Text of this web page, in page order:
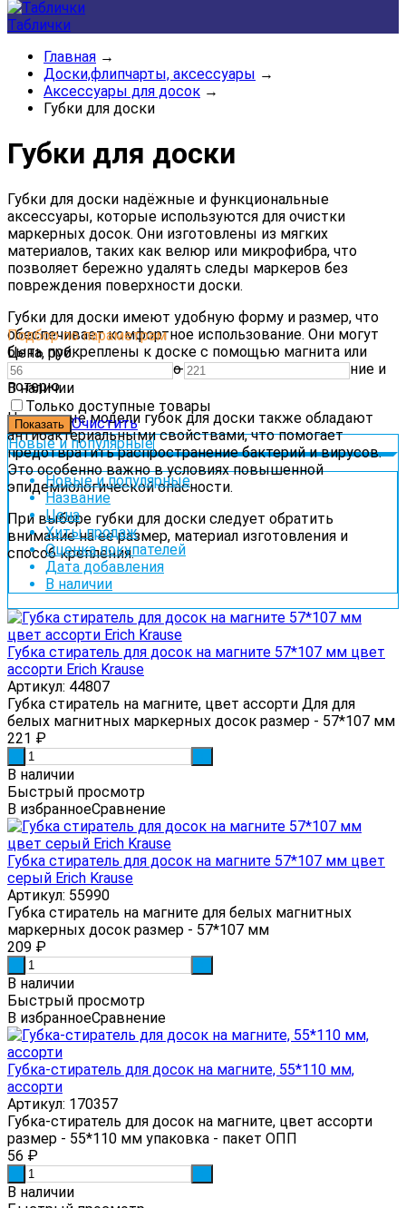
Таблички
Главная →
Доски,флипчарты, аксессуары →
Аксессуары для досок →
Губки для доски
Губки для доски
Губки для доски надёжные и функциональные
аксессуары, которые используются для очистки
маркерных досок. Они изготовлены из мягких
материалов, таких как велюр или микрофибра, что
позволяет бережно удалять следы маркеров без
повреждения поверхности доски.
Губки для доски имеют удобную форму и размер, что
обеспечиваеткомфортное использование. Они могут
бытьприкреплены к доске с помощью магнита или
специальнойклипсы,чтопредотвращаетихпадение и
потерю.
Некоторыемодели губок для доски также обладают
антибактериальнымисвойствами,чтопомогает
предотвратитьраспространениебактерийивирусов.
Этоособенноважновусловияхповышенной
эпидемиологическойопасности.
При выборе губки для доски следует обратить
вниманиенаеёразмер, материал изготовления и
способкрепления.
Подбор по параметрам
Цена, руб.
—
В наличии
Только доступные товары
Очистить
Новые и популярные
Новые и популярные
Название
Цена
Хиты продаж
Оценка покупателей
Дата добавления
В наличии
Губка стиратель для досок на магните 57*107 мм цвет
ассорти Erich Krause
Артикул: 44807
Губка стиратель на магните, цвет ассорти Для для
белых магнитных маркерных досок размер - 57*107 мм
221 ₽
В наличии
Быстрый просмотр
В избранноеСравнение
Губка стиратель для досок на магните 57*107 мм цвет
серый Erich Krause
Артикул: 55990
Губка стиратель на магните для белых магнитных
маркерных досок размер - 57*107 мм
209 ₽
В наличии
Быстрый просмотр
В избранноеСравнение
Губка-стиратель для досок на магните, 55*110 мм,
ассорти
Артикул: 170357
Губка-стиратель для досок на магните, цвет ассорти
размер - 55*110 мм упаковка - пакет ОПП
56 ₽
В наличии